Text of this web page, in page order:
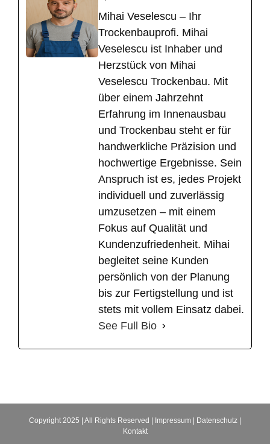
Mihai Veselescu – Ihr
Trockenbauprofi. Mihai
Veselescu ist Inhaber und
Herzstück von Mihai
Veselescu Trockenbau. Mit
über einem Jahrzehnt
Erfahrung im Innenausbau
und Trockenbau steht er für
handwerkliche Präzision und
hochwertige Ergebnisse. Sein
Anspruch ist es, jedes Projekt
individuell und zuverlässig
umzusetzen – mit einem
Fokus auf Qualität und
Kundenzufriedenheit. Mihai
begleitet seine Kunden
persönlich von der Planung
bis zur Fertigstellung und ist
stets mit vollem Einsatz dabei.
See Full Bio
Copyright 2025 | All Rights Reserved | Impressum Datenschutz
Kontakt